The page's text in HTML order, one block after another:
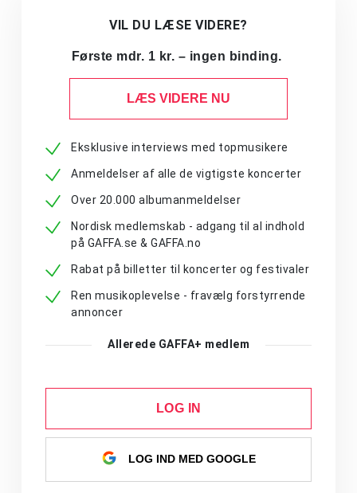
VIL DU LÆSE VIDERE?
Første mdr. 1 kr. – ingen binding.
LÆS VIDERE NU
Eksklusive interviews med topmusikere
Anmeldelser af alle de vigtigste koncerter
Over 20.000 albumanmeldelser
Nordisk medlemskab - adgang til al indhold
på GAFFA.se & GAFFA.no
Rabat på billetter til koncerter og festivaler
Ren musikoplevelse - fravælg forstyrrende
annoncer
Allerede GAFFA+ medlem
LOG IN
LOG IND MED GOOGLE